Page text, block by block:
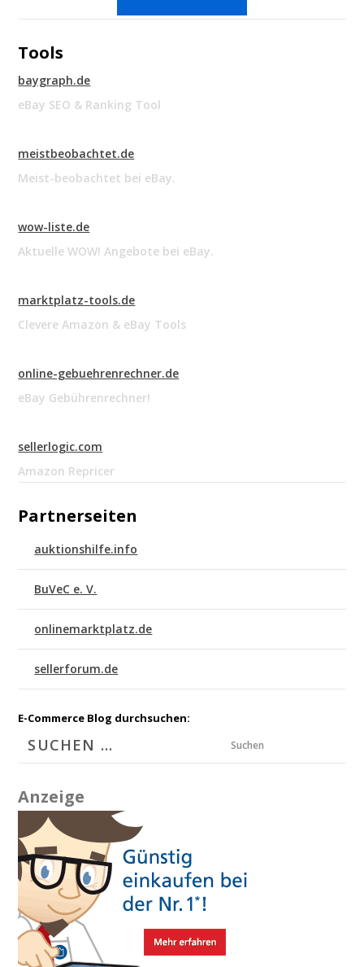
Tools
baygraph.de
eBay SEO & Ranking Tool
meistbeobachtet.de
Meist-beobachtet bei eBay.
wow-liste.de
Aktuelle WOW! Angebote bei eBay.
marktplatz-tools.de
Clevere Amazon & eBay Tools
online-gebuehrenrechner.de
eBay Gebührenrechner!
sellerlogic.com
Amazon Repricer
Partnerseiten
auktionshilfe.info
BuVeC e. V.
onlinemarktplatz.de
sellerforum.de
E-Commerce Blog durchsuchen:
Suchen
Anzeige